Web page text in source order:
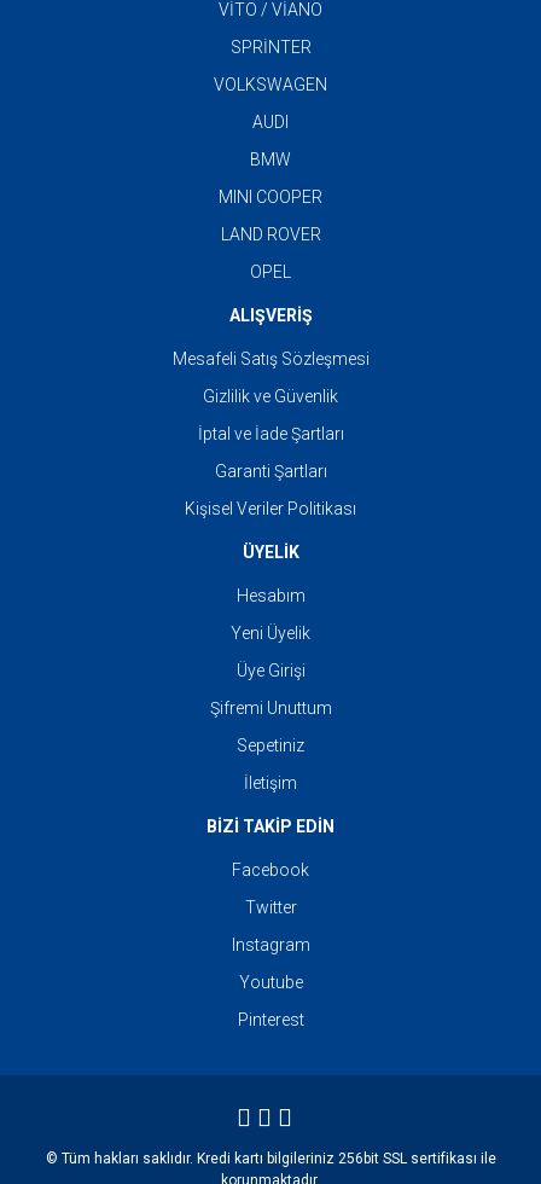
VİTO / VİANO
SPRİNTER
VOLKSWAGEN
AUDI
BMW
MINI COOPER
LAND ROVER
OPEL
ALIŞVERİŞ
Mesafeli Satış Sözleşmesi
Gizlilik ve Güvenlik
İptal ve İade Şartları
Garanti Şartları
Kişisel Veriler Politikası
ÜYELİK
Hesabım
Yeni Üyelik
Üye Girişi
Şifremi Unuttum
Sepetiniz
İletişim
BİZİ TAKİP EDİN
Facebook
Twitter
Instagram
Youtube
Pinterest
© Tüm hakları saklıdır. Kredi kartı bilgileriniz 256bit SSL sertifikası ile
korunmaktadır.